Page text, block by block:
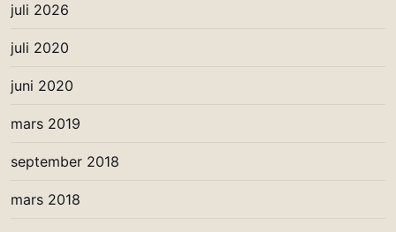
juli 2026
juli 2020
juni 2020
mars 2019
september 2018
mars 2018